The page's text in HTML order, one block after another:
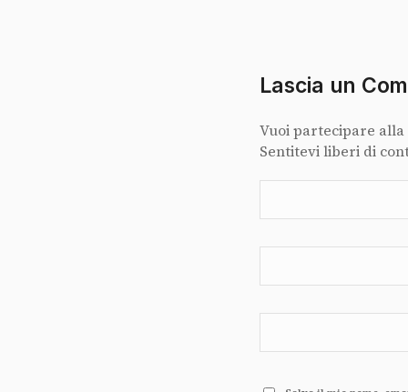
Lascia un
Vuoi partecipare alla
Sentitevi liberi di